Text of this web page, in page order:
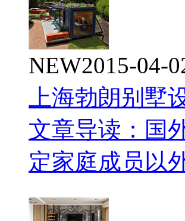
NEW2015-
上海勃朗别
文章导读：国
定家庭成员以